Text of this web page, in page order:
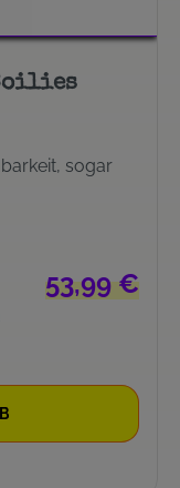
sogar
Regulärer
53,99 €